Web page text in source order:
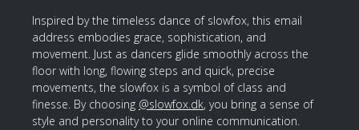
Inspired by the timeless dance of slowfox, this email
address embodies grace, sophistication, and
movement. Just as dancers glide smoothly across the
floor with long, flowing steps and quick, precise
movements, the slowfox is a symbol of class and
finesse. By choosing @slowfox.dk, you bring a sense of
style and personality to your online communication.